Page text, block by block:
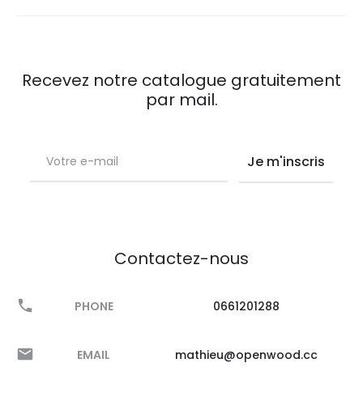
Recevez notre catalogue gratuitement
par mail.
Contactez-nous
PHONE 0661201288
EMAIL mathieu@openwood.cc